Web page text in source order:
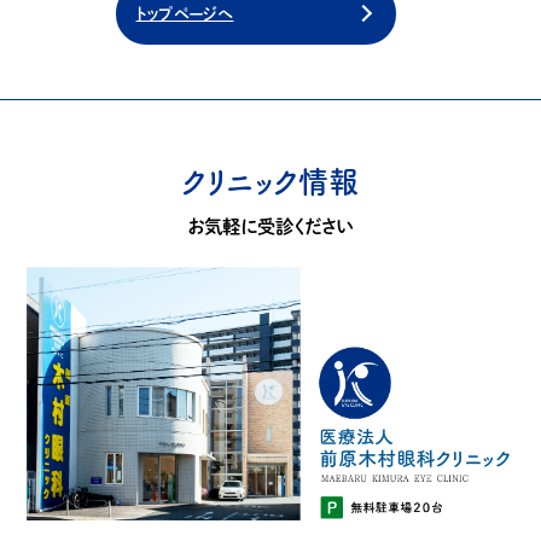
トップページへ
クリニック情報
お気軽に受診ください